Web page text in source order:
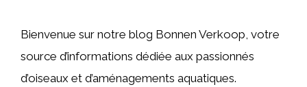
Bienvenue sur notre blog Bonnen Verkoop, votre
source d’informations dédiée aux passionnés
d’oiseaux et d’aménagements aquatiques.